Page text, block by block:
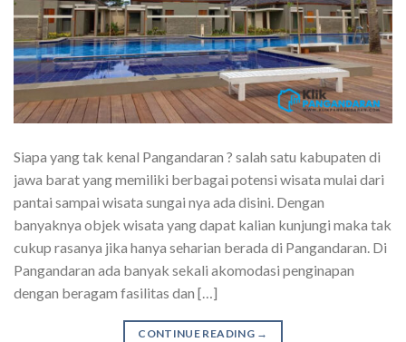
Siapa yang tak kenal Pangandaran ? salah satu kabupaten di
jawa barat yang memiliki berbagai potensi wisata mulai dari
pantai sampai wisata sungai nya ada disini. Dengan
banyaknya objek wisata yang dapat kalian kunjungi maka tak
cukup rasanya jika hanya seharian berada di Pangandaran. Di
Pangandaran ada banyak sekali akomodasi penginapan
dengan beragam fasilitas dan […]
CONTINUE READING →